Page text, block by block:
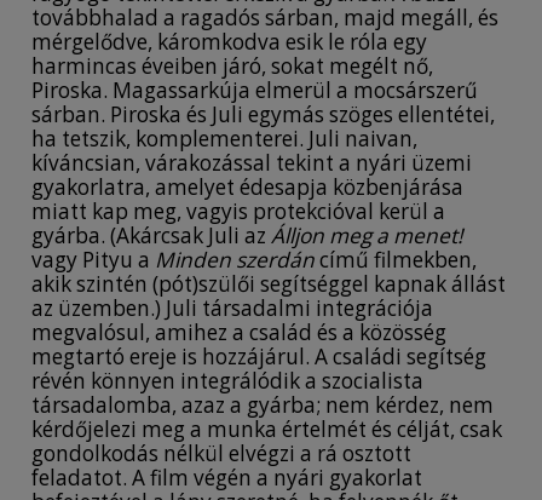
továbbhalad a ragadós sárban, majd megáll, és
mérgelődve, káromkodva esik le róla egy
harmincas éveiben járó, sokat megélt nő,
Piroska. Magassarkúja elmerül a mocsárszerű
sárban. Piroska és Juli egymás szöges ellentétei,
ha tetszik, komplementerei. Juli naivan,
kíváncsian, várakozással tekint a nyári üzemi
gyakorlatra, amelyet édesapja közbenjárása
miatt kap meg, vagyis protekcióval kerül a
gyárba. (Akárcsak Juli az Álljon meg a menet!
vagy Pityu a Minden szerdáncímű filmekben,
akik szintén (pót)szülői segítséggel kapnak állást
az üzemben.) Juli társadalmi integrációja
megvalósul, amihez a család és a közösség
megtartó ereje is hozzájárul. A családi segítség
révén könnyen integrálódik a szocialista
társadalomba, azaz a gyárba; nem kérdez, nem
kérdőjelezi meg a munka értelmét és célját, csak
gondolkodás nélkül elvégzi a rá osztott
feladatot. A film végén a nyári gyakorlat